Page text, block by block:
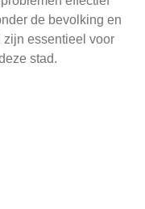
de bevolking en
zijn essentieel voor
stad.